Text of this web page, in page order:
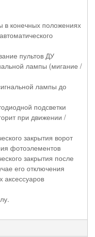
в конечных положениях
пультов ДУ
лампы (мигание /
лампы до
подсветки
при движении /
закрытия ворот
фотоэлементов
закрытия после
его отключения
аксессуаров